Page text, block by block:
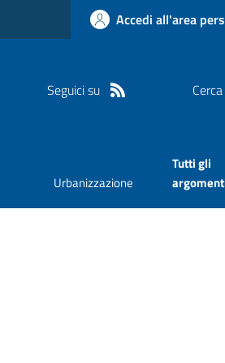
Accedi all'area
Seguici su Cerca
Urbanizzazione
Tutti gli